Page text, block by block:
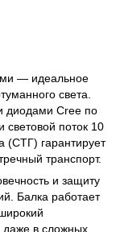
— идеальное
света.
диодами Cree по
поток 10
(СТГ) гарантирует
транспорт.
и защиту
Балка работает
даже в сложных